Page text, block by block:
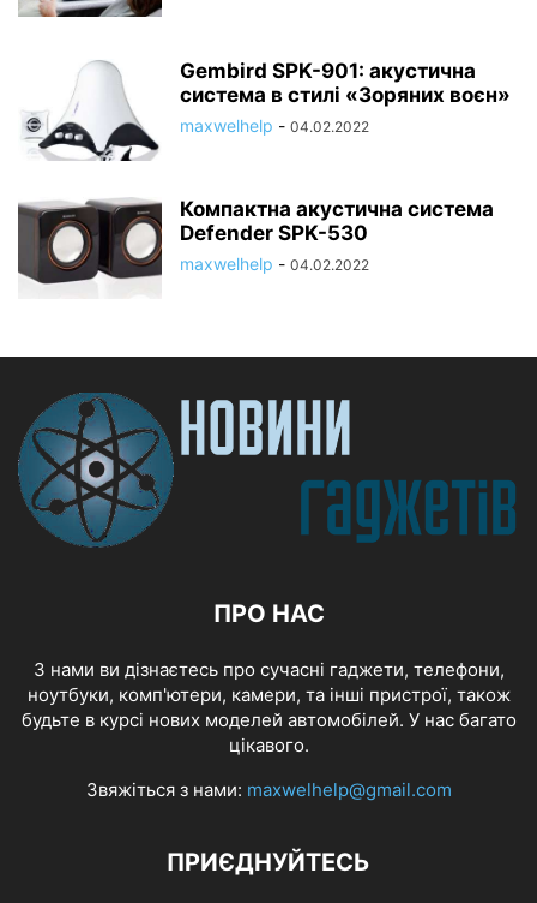
Gembird SPK-901: акустична
система в стилі «Зоряних воєн»
maxwelhelp - 04.02.2022
Компактна акустична система
Defender SPK-530
maxwelhelp - 04.02.2022
ПРО НАС
З нами ви дізнаєтесь про сучасні гаджети, телефони,
ноутбуки, комп'ютери, камери, та інші пристрої, також
будьте в курсі нових моделей автомобілей. У нас багато
цікавого.
Звяжіться з нами: maxwelhelp@gmail.com
ПРИЄДНУЙТЕСЬ